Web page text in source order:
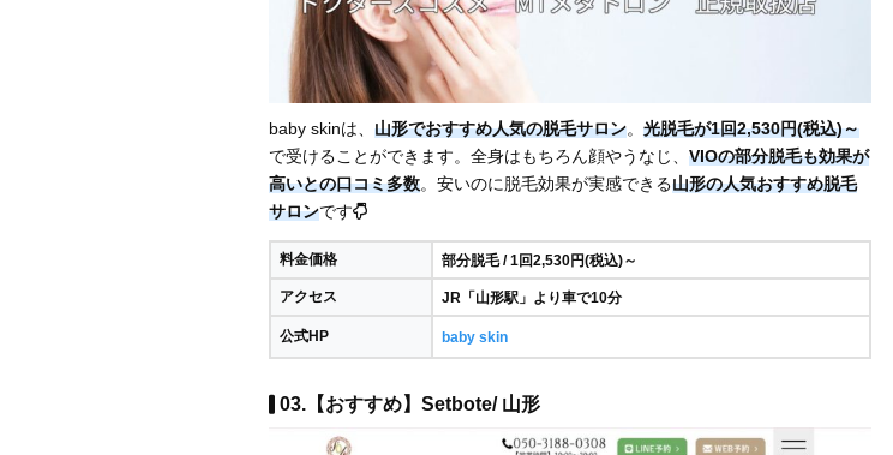
baby skinは、 山形でおすすめ人気の脱毛サロン。 光脱毛が1回2,530円(税込)～
で受けることができます。全身はもちろん顔やうなじ、 VIOの部分脱毛も効果が
高いとの口コミ多数。安いのに脱毛効果が実感できる山形の人気おすすめ脱毛
サロンです
料金価格 部分脱毛 / 1回2,530円(税込)～
アクセス JR「山形駅」より車で10分
公式HP baby skin
03.【おすすめ】Setbote/ 山形